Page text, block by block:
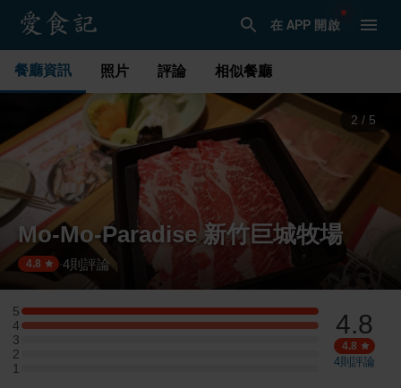
在 APP 開啟
餐廳資訊 照片 評論 相似餐廳
3 / 5
Mo-Mo-Paradise 新竹巨城牧場
4.8 ·4則評論
5
5 星：1 則評論
4
4 星：1 則評論
3
3 星：0 則評論
2
2 星：0 則評論
1
1 星：0 則評論
4.8
4.8
4則評論